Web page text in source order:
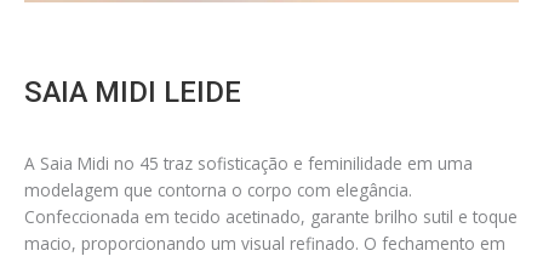
SAIA MIDI LEIDE
A Saia Midi no 45 traz sofisticação e feminilidade em uma
modelagem que contorna o corpo com elegância.
Confeccionada em tecido acetinado, garante brilho sutil e toque
macio, proporcionando um visual refinado. O fechamento em